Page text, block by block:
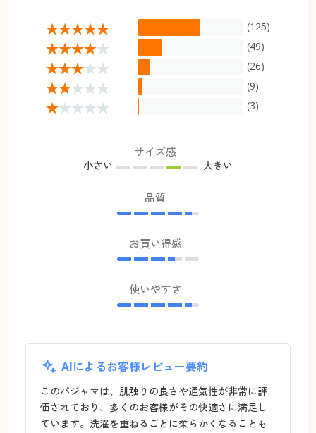
(125)
(49)
(26)
(9)
(3)
サイズ感
小さい 大きい
品質
お買い得感
使いやすさ
AIによるお客様レビュー要約
このパジャマは、肌触りの良さや通気性が非常に評
価されており、多くのお客様がその快適さに満足し
ています。洗濯を重ねるごとに柔らかくなることも